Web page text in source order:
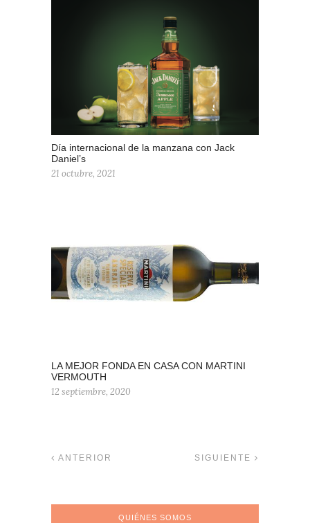
Día internacional de la manzana con Jack
Daniel’s
21 octubre, 2021
LA MEJOR FONDA EN CASA CON MARTINI
VERMOUTH
12 septiembre, 2020
ANTERIOR SIGUIENTE
QUIÉNES SOMOS